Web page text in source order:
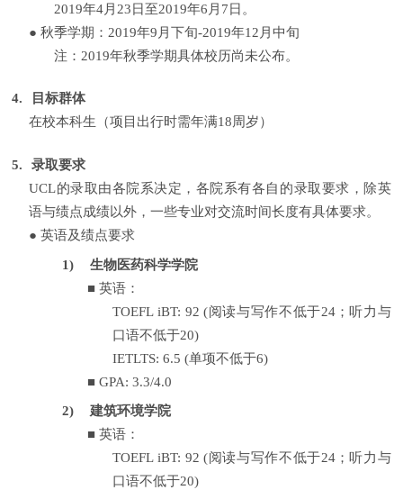
2019年4月 23 日至2019年6 月 7 日。
● 秋季学期： 2019年9 月下旬-2019年12 月中旬
注： 2019年秋季学期具体校历尚未公布。
4.
目标群体
在校本科生（项目出行时需年满18周岁）
5.
录取要求
UCL的录取由各院系决定，各院系有各自的录取要求，除英
语与绩点成绩以外，一些专业对交流时间长度有具体要求。
● 英语及绩点要求
1)
生物医药科学学院
■ 英语：
TOEFL iBT: 92 (阅读与写作不低于24；听力与
口语不低于20)
IETLTS: 6.5 (单项不低于6)
■ GPA: 3.3/4.0
2)
建筑环境学院
■ 英语：
TOEFL iBT: 92 (阅读与写作不低于24；听力与
口语不低于20)